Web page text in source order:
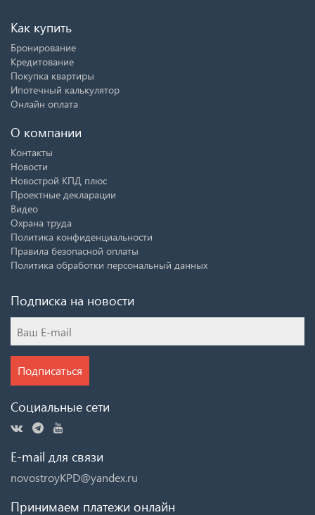
Как купить
Бронирование
Кредитование
Покупка квартиры
Ипотечный калькулятор
Онлайн оплата
О компании
Контакты
Новости
Новострой КПД плюс
Проектные декларации
Видео
Охрана труда
Политика конфиденциальности
Правила безопасной оплаты
Политика обработки персональный данных
Подписка на новости
Подписаться
Социальные сети
E-mail для связи
novostroyKPD@yandex.ru
Принимаем платежи онлайн